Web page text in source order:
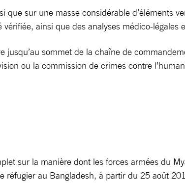
que sur une masse considérable d’éléments
ainsi que des analyses médico-légales
jusqu’au sommet de la chaîne de
ou la commission de crimes contre
sur la manière dont les forces armées du
réfugier au Bangladesh, à partir du 25 août